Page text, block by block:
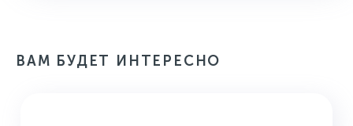
ВАМ БУДЕТ ИНТЕРЕСНО